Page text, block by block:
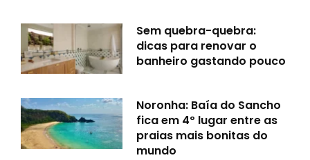
Sem quebra-quebra:
dicas para renovar o
banheiro gastando pouco
Noronha: Baía do Sancho
fica em 4º lugar entre as
praias mais bonitas do
mundo